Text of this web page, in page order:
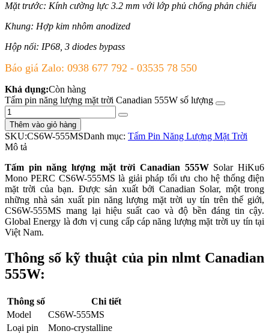
Mặt trước: Kính cường lực 3.2 mm với lớp phủ chống phản chiếu
Khung: Hợp kim nhôm anodized
Hộp nối: IP68, 3 diodes bypass
Báo giá Zalo: 0938 677 792 - 03535 78 550
Khả dụng:Còn hàng
Tấm pin năng lượng mặt trời Canadian 555W số lượng
Thêm vào giỏ hàng
SKU:CS6W-555MSDanh mục: Tấm Pin Năng Lượng Mặt Trời
Mô tả
Tấm pin năng lượng mặt trời Canadian 555WSolar HiKu6
Mono PERC CS6W-555MS là giải pháp tối ưu cho hệ thống điện
mặt trời của bạn. Được sản xuất bởi Canadian Solar, một trong
những nhà sản xuất pin năng lượng mặt trời uy tín trên thế giới,
CS6W-555MS mang lại hiệu suất cao và độ bền đáng tin cậy.
Global Energy là đơn vị cung cấp cáp năng lượng mặt trời uy tín tại
Việt Nam.
Thông số kỹ thuật của pin nlmt Canadian
555W:
Thông số
Chi tiết
Model
CS6W-555MS
Loại pin
Mono-crystalline